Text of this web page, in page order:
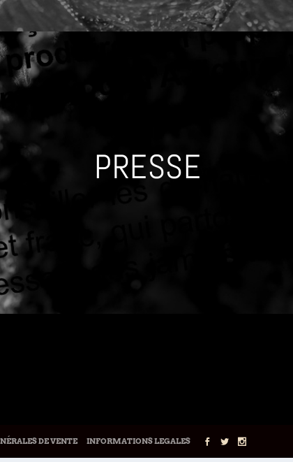
PRESSE
DE VENTE INFORMATIONS LEGALES